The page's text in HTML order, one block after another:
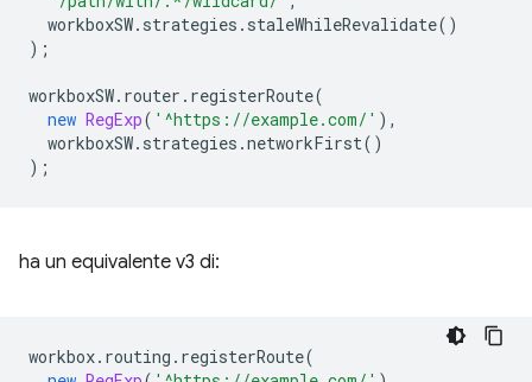
workboxSW. strategies . staleWhileRevalidate()
);
workboxSW. router . registerRoute(
new RegExp( '^https://example.com/' ),
workboxSW. strategies .networkFirst()
);
ha un equivalente v3 di:
workbox. routing . registerRoute(